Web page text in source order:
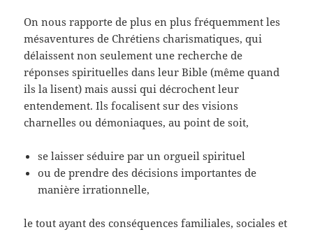
On nous rapporte de plus en plus fréquemment les
mésaventures de Chrétiens charismatiques, qui
délaissent non seulement une recherche de
réponses spirituelles dans leur Bible (même quand
ils la lisent) mais aussi qui décrochent leur
entendement. Ils focalisent sur des visions
charnelles ou démoniaques, au point de soit,
se laisser séduire par un orgueil spirituel
ou de prendre des décisions importantes de
manière irrationnelle,
le tout ayant des conséquences familiales, sociales et